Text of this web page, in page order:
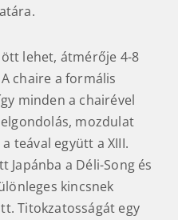
lehet, átmérője 4-8
chaire a formális
minden a chairével
mozdulat
teával együtt a XIII.
Japánba a Déli-Song és
kincsnek
Titokzatosságát egy